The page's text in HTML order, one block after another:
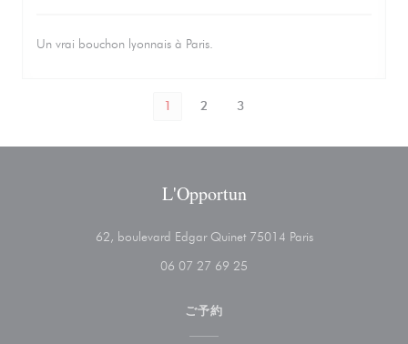
Un vrai bouchon lyonnais à Paris.
1 2 3
L'Opportun
62, boulevard Edgar Quinet 75014 Paris((新しいウィン
06 07 27 69 25
ご予約